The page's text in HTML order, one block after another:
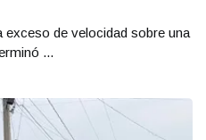
exceso de velocidad sobre una
...